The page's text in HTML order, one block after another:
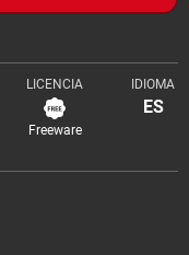
LICENCIA
Freeware
IDIOMA
ES